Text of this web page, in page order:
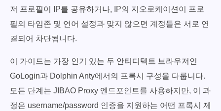
저 프로필이 IP를 공유하거나, IP의 지오로케이션이 프로
필의 타임존 및 언어 설정과 맞지 않으면 계정들은 서로 연
결되어 차단됩니다.
이 가이드는 가장 인기 있는 두 안티디텍트 브라우저인
GoLogin과 Dolphin Anty에서의 프록시 구성을 다룹니다.
모든 단계는 JIBAO Proxy 엔드포인트를 사용하지만, 이 과
정은 username/password 인증을 지원하는 어떤 프록시 제